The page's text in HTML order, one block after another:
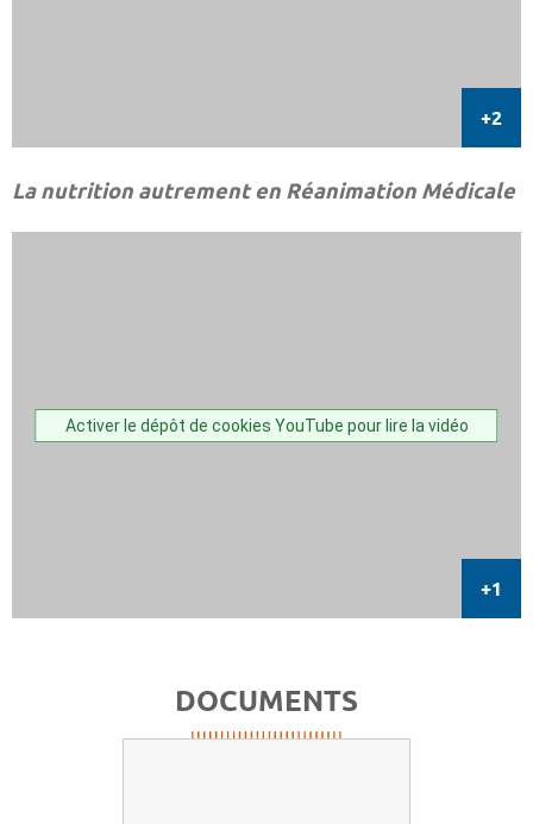
La nutrition autrement en Réanimation Médicale
Activer le dépôt de cookies YouTube pour lire la vidéo
DOCUMENTS